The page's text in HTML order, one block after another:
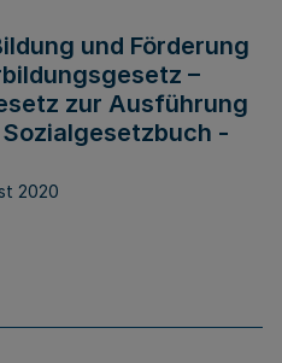
und Förderung
–
zur Ausführung
-
2020